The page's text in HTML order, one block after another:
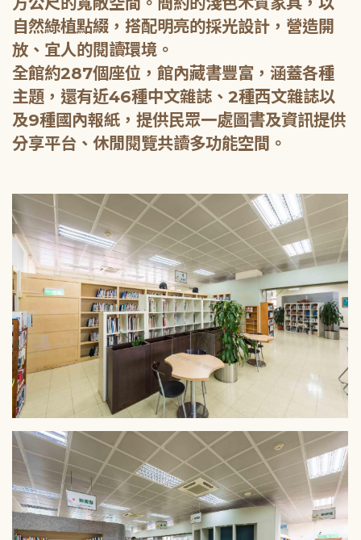
自然綠植點綴，搭配明亮的採光設計，營造開
放、宜人的閱讀環境。
全館約287個座位，館內藏書豐富，涵蓋各種
主題，還有近46種中文雜誌、2種西文雜誌以
及9種國內報紙，提供民眾一處圖書及資訊提供